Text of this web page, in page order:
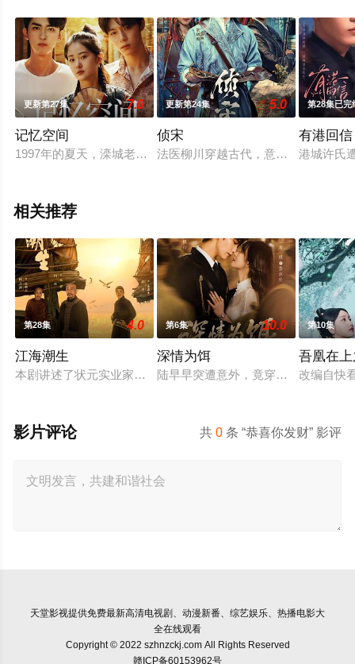
更新第27集 7.0
记忆空间
1997年的夏天，滦城老城区的仓库轰然坍塌，青年医生江浩（
更新第24集 5.0
侦宋
法医柳川穿越古代，意外发现谋杀案
第28集已完
有港回信
港城许氏
相关推荐
第28集 4.0
江海潮生
本剧讲述了状元实业家张謇创办大生企业，实业报国的故事。
第6集 10.0
深情为饵
陆早早突遭意外，竟穿越成民国少
第10集
吾凰在
改编自快
共0 条 “恭喜你发财” 影评
影片评论
天堂影视提供免费最新高清电视剧、动漫新番、综艺娱乐、热播电影大
全在线观看
Copyright © 2022 szhnzckj.com All Rights Reserved
赣ICP备60153962号